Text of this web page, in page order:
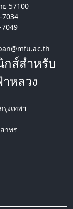
ย 57100
กส์สำหรับ
หลวง
งเทพฯ
าทร